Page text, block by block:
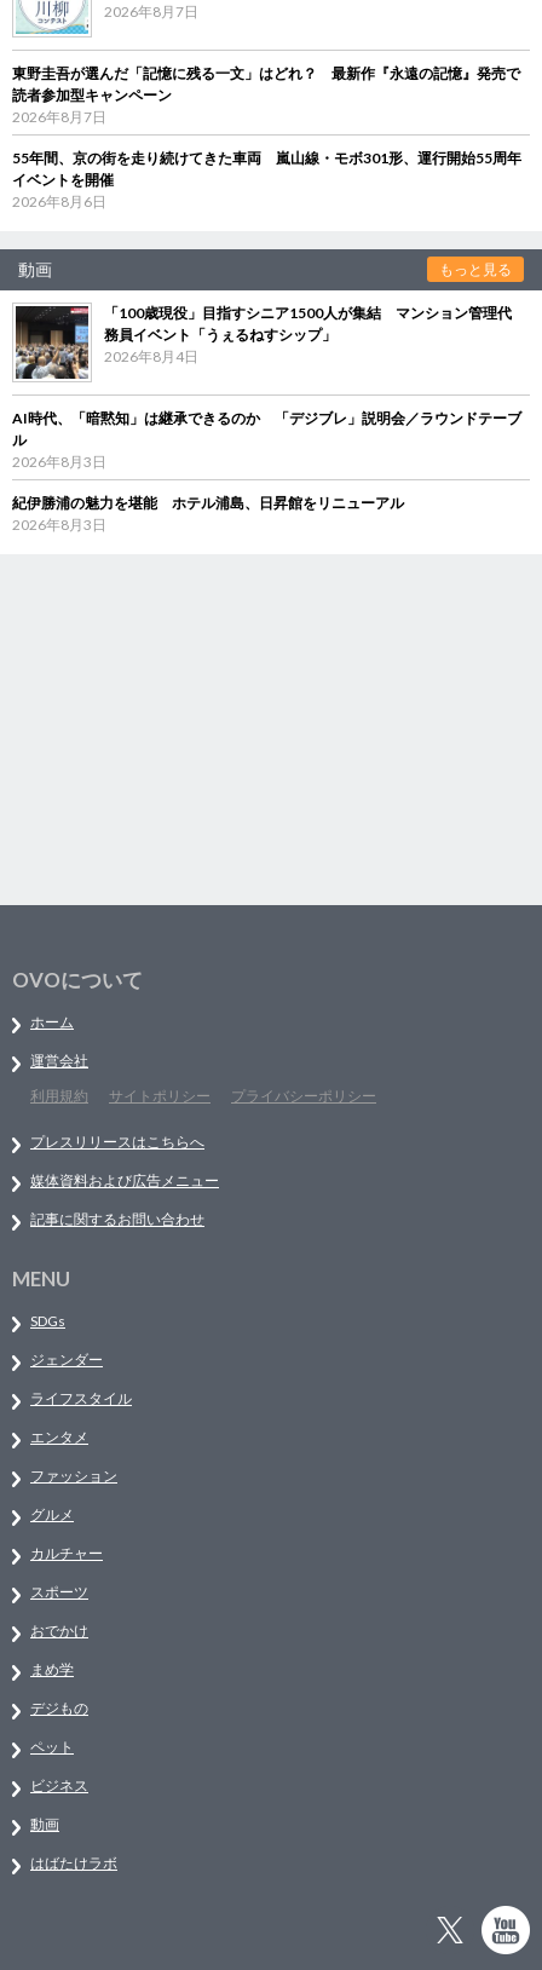
2026年8月7日
東野圭吾が選んだ「記憶に残る一文」はどれ？ 最新作『永遠の記憶』発売で
読者参加型キャンペーン
2026年8月7日
55年間、京の街を走り続けてきた車両 嵐山線・モボ301形、運行開始55周年
イベントを開催
2026年8月6日
動画 もっと見る
「100歳現役」目指すシニア1500人が集結 マンション管理代
務員イベント「うぇるねすシップ」
2026年8月4日
AI時代、「暗黙知」は継承できるのか 「デジブレ」説明会／ラウンドテーブ
ル
2026年8月3日
紀伊勝浦の魅力を堪能 ホテル浦島、日昇館をリニューアル
2026年8月3日
OVOについて
ホーム
運営会社
利用規約
サイトポリシー プライバシーポリシー
プレスリリースはこちらへ
媒体資料および広告メニュー
記事に関するお問い合わせ
MENU
SDGs
ジェンダー
ライフスタイル
エンタメ
ファッション
グルメ
カルチャー
スポーツ
おでかけ
まめ学
デジもの
ペット
ビジネス
動画
はばたけラボ